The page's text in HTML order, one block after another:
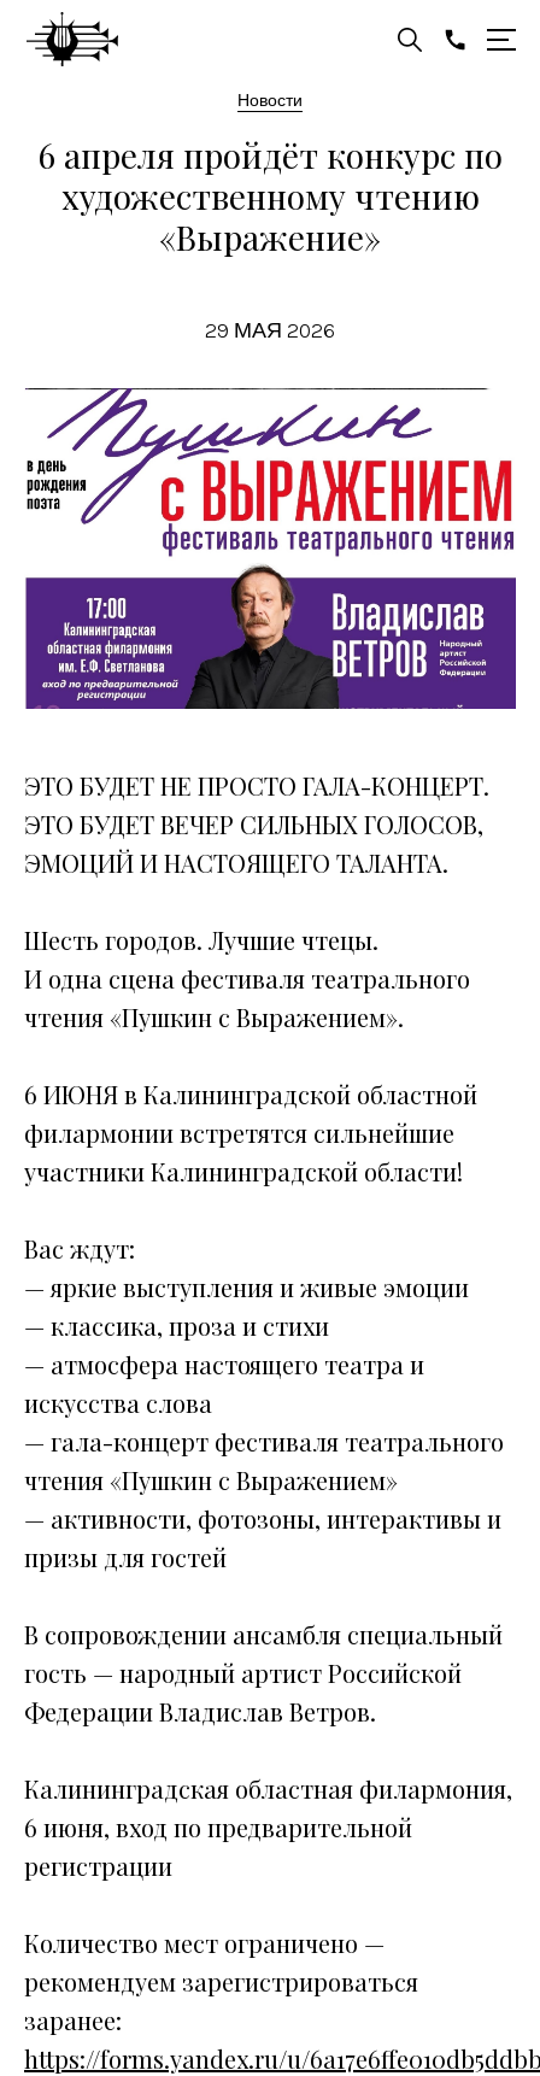
Новости
6 апреля пройдёт конкурс по
художественному чтению
«Выражение»
29 МАЯ 2026
ЭТО БУДЕТ НЕ ПРОСТО ГАЛА-КОНЦЕРТ.
ЭТО БУДЕТ ВЕЧЕР СИЛЬНЫХ ГОЛОСОВ,
ЭМОЦИЙ И НАСТОЯЩЕГО ТАЛАНТА.
Шесть городов. Лучшие чтецы.
И одна сцена фестиваля театрального
чтения «Пушкин с Выражением».
6 ИЮНЯ в Калининградской областной
филармонии встретятся сильнейшие
участники Калининградской области!
Вас ждут:
— яркие выступления и живые эмоции
— классика, проза и стихи
— атмосфера настоящего театра и
искусства слова
— гала-концерт фестиваля театрального
чтения «Пушкин с Выражением»
— активности, фотозоны, интерактивы и
призы для гостей
В сопровождении ансамбля специальный
гость — народный артист Российской
Федерации Владислав Ветров.
Калининградская областная филармония,
6 июня, вход по предварительной
регистрации
Количество мест ограничено —
рекомендуем зарегистрироваться
заранее:
https://forms.yandex.ru/u/